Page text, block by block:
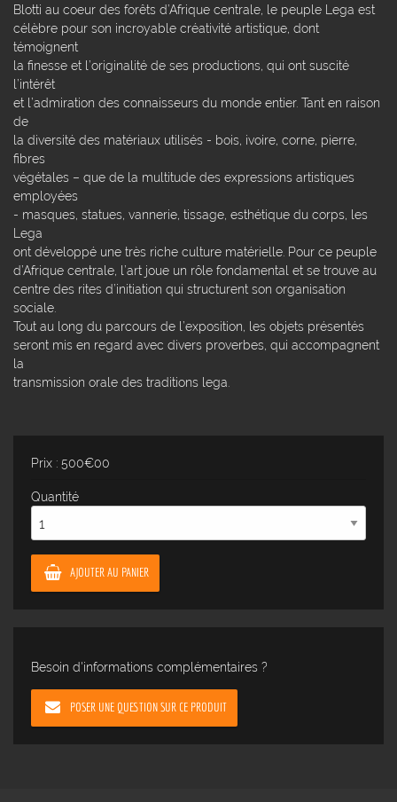
Blotti au coeur des forêts d’Afrique centrale, le peuple Lega est
célèbre pour son incroyable créativité artistique, dont
témoignent
la finesse et l’originalité de ses productions, qui ont suscité
l’intérêt
et l’admiration des connaisseurs du monde entier. Tant en raison
de
la diversité des matériaux utilisés - bois, ivoire, corne, pierre,
fibres
végétales – que de la multitude des expressions artistiques
employées
- masques, statues, vannerie, tissage, esthétique du corps, les
Lega
ont développé une très riche culture matérielle. Pour ce peuple
d’Afrique centrale, l’art joue un rôle fondamental et se trouve au
centre des rites d’initiation qui structurent son organisation
sociale.
Tout au long du parcours de l’exposition, les objets présentés
seront mis en regard avec divers proverbes, qui accompagnent
la
transmission orale des traditions lega.
Prix : 500€00
Quantité
AJOUTER AU PANIER
Besoin d'informations complémentaires ?
POSER UNE QUESTION SUR CE PRODUIT